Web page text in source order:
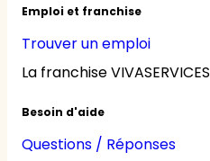
Emploi et franchise
Trouver un emploi
La franchise VIVASERVICES
Besoin d'aide
Questions / Réponses